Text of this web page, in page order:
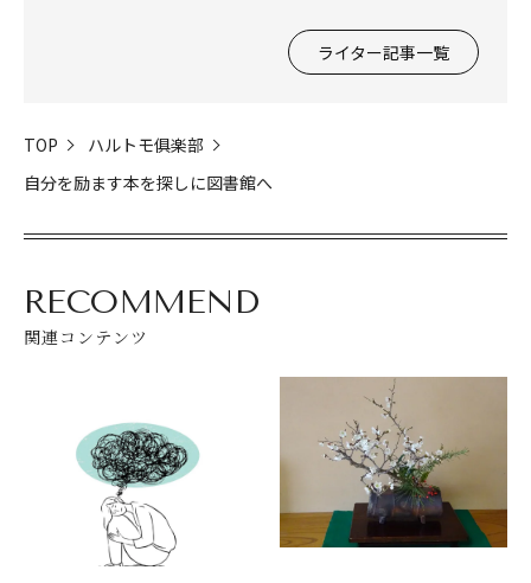
ライター記事一覧
TOP
ハルトモ俱楽部
自分を励ます本を探しに図書館へ
RECOMMEND
関連コンテンツ
閉じる